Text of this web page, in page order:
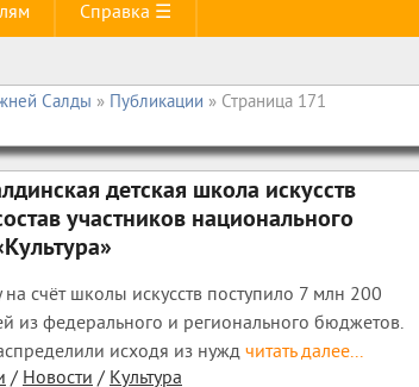
Справка ☰
Салды » Публикации » Страница 171
детская школа искусств
участников национального
счёт школы искусств поступило 7 млн 200
из федерального и регионального бюджетов.
исходя из нуждчитать далее...
/ Новости/ Культура